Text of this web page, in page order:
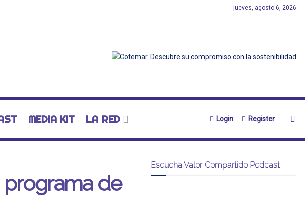
jueves, agosto 6, 2026
MEDIA KIT LA RED Login Register
programa de
Escucha Valor Compartido Podcast